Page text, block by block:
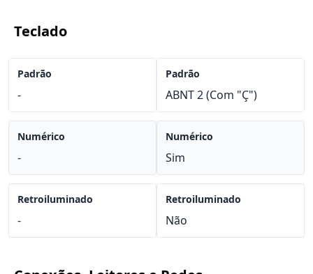
Teclado
Padrão
-
Numérico
-
Retroiluminado
-
Padrão
ABNT 2 (Com "Ç")
Numérico
Sim
Retroiluminado
Não